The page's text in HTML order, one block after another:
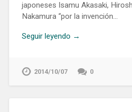
japoneses Isamu Akasaki,
Nakamura “por la invención…
Seguir leyendo →
2014/10/07 0